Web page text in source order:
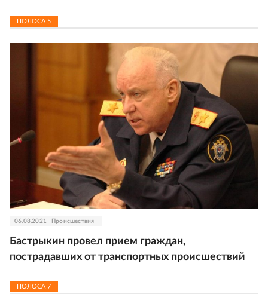
ПОЛОСА 5
06.08.2021 Происшествия
Бастрыкин провел прием граждан,
пострадавших от транспортных происшествий
ПОЛОСА 7